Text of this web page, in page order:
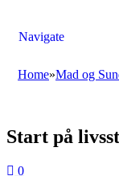
Navigate
Home»Mad og
Start på
0